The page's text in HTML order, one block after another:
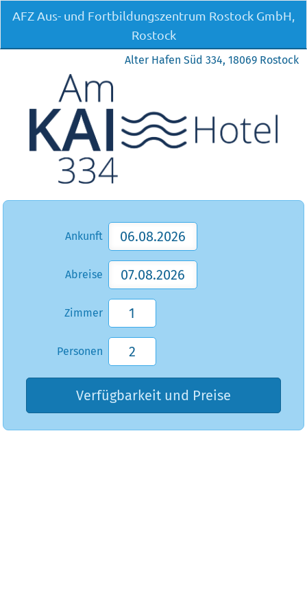
AFZ Aus- und Fortbildungszentrum Rostock GmbH,
Rostock
Alter Hafen Süd 334, 18069 Rostock
Ankunft
Abreise
Zimmer
Personen
Verfügbarkeit und Preise